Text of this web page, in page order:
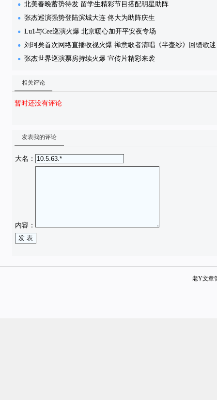
北美春晚蓄势待发 留学生精彩节目搭配明星助阵
张杰巡演强势登陆滨城大连 佟大为助阵庆生
Lu1与Cee巡演火爆 北京暖心加开平安夜专场
刘珂矣首次网络直播收视火爆 禅意歌者清唱《半壶纱》回馈歌迷
张杰世界巡演票房持续火爆 宣传片精彩来袭
相关评论
暂时还没有评论
发表我的评论
大名：
内容：
老Y文章